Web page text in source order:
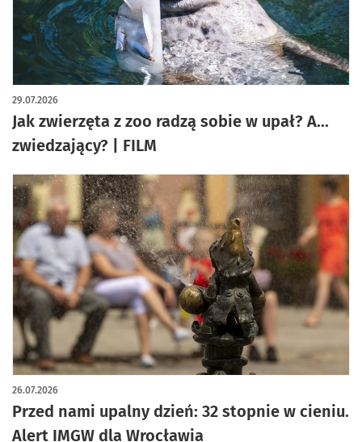
Jak zwierzęta z zoo radzą sobie w upał? A...
zwiedzający? | FILM
29.07.2026
artykuł z galerią zdjęć
Przed nami upalny dzień: 32 stopnie w cieniu.
Alert IMGW dla Wrocławia
26.07.2026